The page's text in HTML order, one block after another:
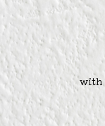
with